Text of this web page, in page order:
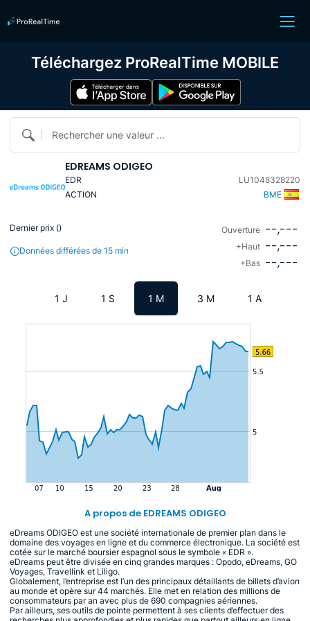
Rechercher une valeur ...
EDREAMS ODIGEO
EDR
LU1048328220
ACTION
BME
Dernier prix ()
Données différées de 15 min
Ouverture --,---
+Haut --,---
+Bas --,---
1 J 1 S 1 M 3 M 1 A
A propos de EDREAMS ODIGEO
eDreams ODIGEO est une société internationale de premier plan dans le
domaine des voyages en ligne et du commerce électronique. La société est
cotée sur le marché boursier espagnol sous le symbole « EDR ».
eDreams peut être divisée en cinq grandes marques : Opodo, eDreams, GO
Voyages, Travellink et Liligo.
Globalement, l’entreprise est l’un des principaux détaillants de billets d’avion
au monde et opère sur 44 marchés. Elle met en relation des millions de
consommateurs par an avec plus de 690 compagnies aériennes.
Par ailleurs, ses outils de pointe permettent à ses clients d’effectuer des
Téléchargez ProRealTime MOBILE